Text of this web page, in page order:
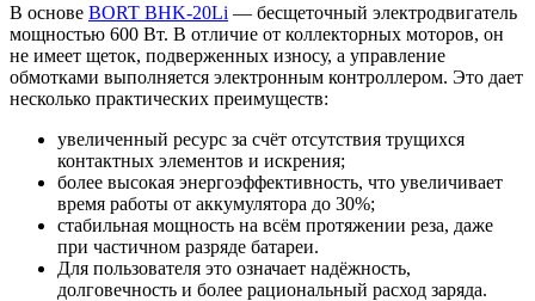
В основе BORT BHK-20Li — бесщеточный электродвигатель
мощностью 600 Вт. В отличие от коллекторных моторов, он
не имеет щеток, подверженных износу, а управление
обмотками выполняется электронным контроллером. Это дает
несколько практических преимуществ:
увеличенный ресурс за счёт отсутствия трущихся
контактных элементов и искрения;
более высокая энергоэффективность, что увеличивает
время работы от аккумулятора до 30%;
стабильная мощность на всём протяжении реза, даже
при частичном разряде батареи.
Для пользователя это означает надёжность,
долговечность и более рациональный расход заряда.